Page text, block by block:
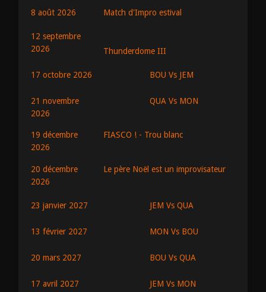
8 août 2026 Match d'Impro estival
12 septembre
2026
Thunderdome III
17 octobre 2026 BOU Vs JEM
21 novembre
2026
QUA Vs MON
19 décembre
2026
FIASCO ! - Trou blanc
20 décembre
2026
Le père Noël est un improvisateur
23 janvier 2027 JEM Vs QUA
13 février 2027 MON Vs BOU
20 mars 2027 BOU Vs QUA
17 avril 2027 JEM Vs MON